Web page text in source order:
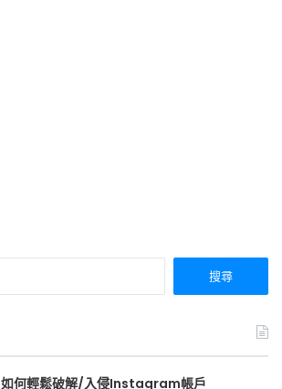
如何輕鬆破解/入侵Instagram帳戶